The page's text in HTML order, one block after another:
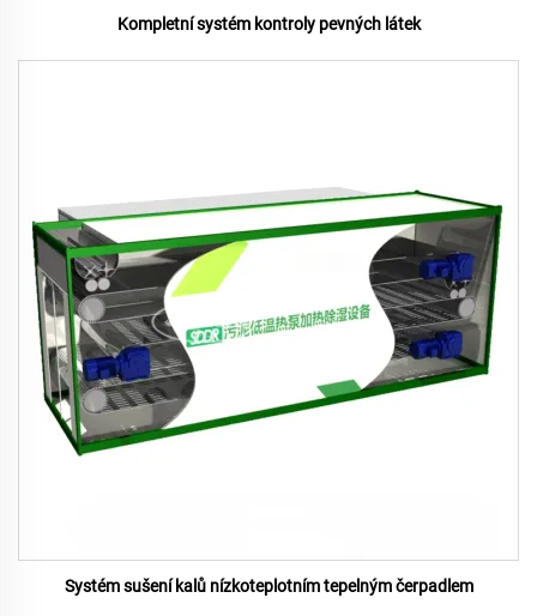
Kompletní systém kontroly pevných látek
Systém sušení kalů nízkoteplotním tepelným čerpadlem